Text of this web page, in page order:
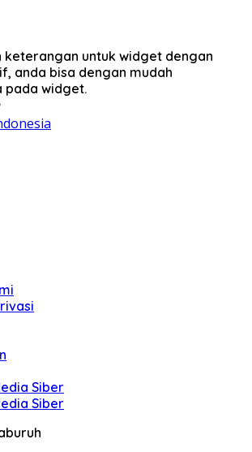
keterangan untuk widget dengan
anda bisa dengan mudah
pada widget.
Siber
Siber